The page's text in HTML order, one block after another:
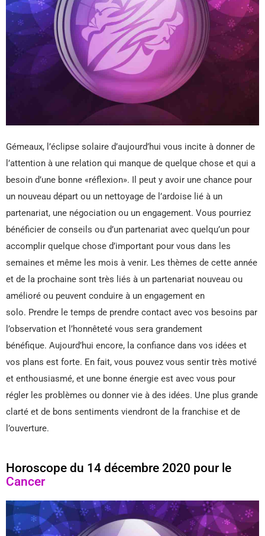
Gémeaux, l’éclipse solaire d’aujourd’hui vous incite à donner de
l’attention à une relation qui manque de quelque chose et qui a
besoin d’une bonne «réflexion». Il peut y avoir une chance pour
un nouveau départ ou un nettoyage de l’ardoise lié à un
partenariat, une négociation ou un engagement. Vous pourriez
bénéficier de conseils ou d’un partenariat avec quelqu’un pour
accomplir quelque chose d’important pour vous dans les
semaines et même les mois à venir. Les thèmes de cette année
et de la prochaine sont très liés à un partenariat nouveau ou
amélioré ou peuvent conduire à un engagement en
solo. Prendre le temps de prendre contact avec vos besoins par
l’observation et l’honnêteté vous sera grandement
bénéfique. Aujourd’hui encore, la confiance dans vos idées et
vos plans est forte. En fait, vous pouvez vous sentir très motivé
et enthousiasmé, et une bonne énergie est avec vous pour
régler les problèmes ou donner vie à des idées. Une plus grande
clarté et de bons sentiments viendront de la franchise et de
l’ouverture.
Horoscope du 14 décembre 2020 pour le
Cancer